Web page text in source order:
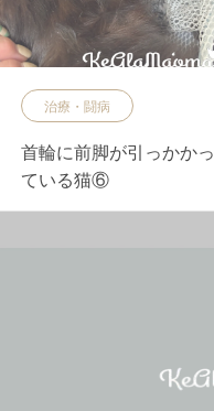
治療・闘病
首輪に前脚が引っかかっ
ている猫⑥